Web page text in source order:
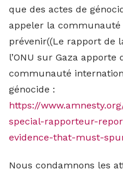
que des actes de
appeler la
prévenir((Le rapport de
l’ONU sur Gaza
communauté
génocide :
https://
special-rapporteur-
evidence-that-must-
Nous condamnons les